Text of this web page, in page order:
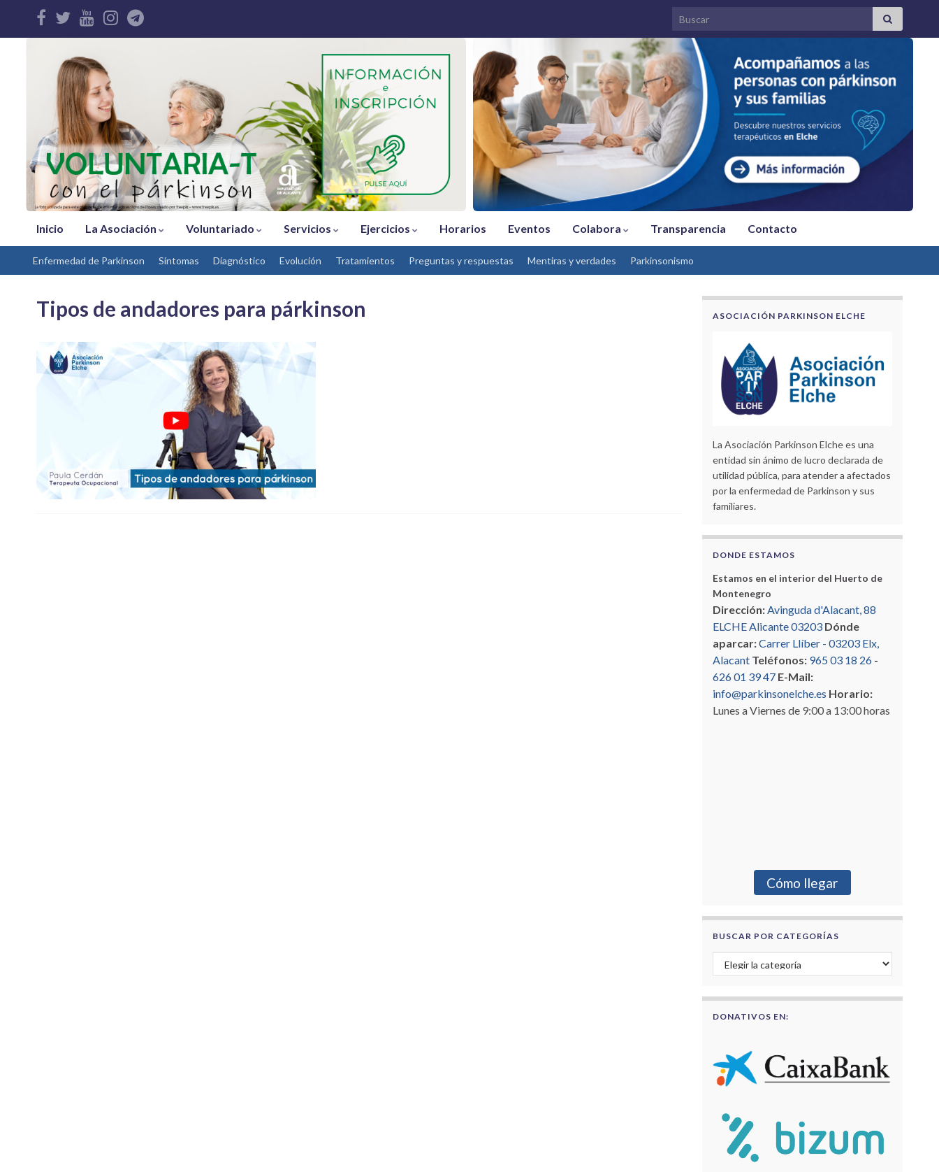
Search for:
Inicio La Asociación Voluntariado Servicios Ejercicios Horarios Eventos Colabora Transparencia Contacto
Enfermedad de Parkinson Síntomas Díagnóstico Evolución Tratamientos Preguntas y respuestas Mentiras y verdades Parkinsonismo
Tipos de andadores para párkinson ASOCIACIÓN PARKINSON ELCHE
La Asociación Parkinson Elche es una
entidad sin ánimo de lucro declarada de
utilidad pública, para atender a afectados
por la enfermedad de Parkinson y sus
familiares.
DONDE ESTAMOS
Estamos en el interior del Huerto de
Montenegro
Dirección:Avinguda d'Alacant, 88
ELCHE Alicante 03203 Dónde
aparcar:Carrer Llíber - 03203 Elx,
Alacant Teléfonos: 965 03 18 26-
626 01 39 47 E-Mail:
info@parkinsonelche.es Horario:
Lunes a Viernes de 9:00 a 13:00 horas
Cómo llegar
BUSCAR POR CATEGORÍAS
Buscar por categorías
DONATIVOS EN: